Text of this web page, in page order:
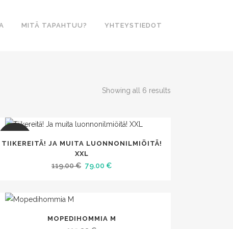
MITÄ TAPAHTUU? YHTEYSTIEDOT
Showing all 6 results
SALE
TIIKEREITÄ! JA MUITA LUONNONILMIÖITÄ!
XXL
119.00€ Alkuperäinen
79.00 €Nykyinen
MOPEDIHOMMIA M